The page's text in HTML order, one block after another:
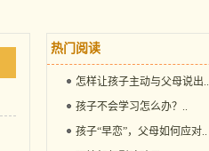
热门阅读
怎样让孩子主动与父母说出..
孩子不会学习怎么办？ ..
孩子“早恋”，父母如何应对..